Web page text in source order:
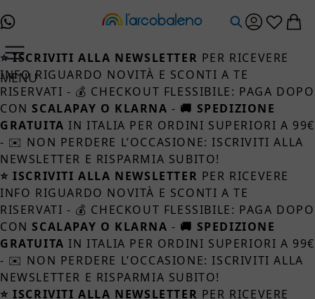
MENU
⭐ ISCRIVITI ALLA NEWSLETTER PER RICEVERE
INFO RIGUARDO NOVITÀ E SCONTI A TE
RISERVATI - 💰 CHECKOUT FLESSIBILE: PAGA DOPO
CON SCALAPAY O KLARNA - 🚚 SPEDIZIONE
GRATUITA IN ITALIA PER ORDINI SUPERIORI A 99€
- ✉️ NON PERDERE L’OCCASIONE: ISCRIVITI ALLA
NEWSLETTER E RISPARMIA SUBITO!
⭐ ISCRIVITI ALLA NEWSLETTER PER RICEVERE
INFO RIGUARDO NOVITÀ E SCONTI A TE
RISERVATI - 💰 CHECKOUT FLESSIBILE: PAGA DOPO
CON SCALAPAY O KLARNA - 🚚 SPEDIZIONE
GRATUITA IN ITALIA PER ORDINI SUPERIORI A 99€
- ✉️ NON PERDERE L’OCCASIONE: ISCRIVITI ALLA
NEWSLETTER E RISPARMIA SUBITO!
⭐ ISCRIVITI ALLA NEWSLETTER PER RICEVERE